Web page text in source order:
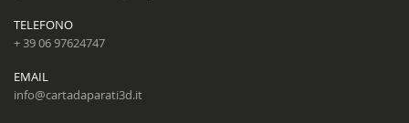
TELEFONO
+ 39 06 97624747
EMAIL
info@cartadaparati3d.it